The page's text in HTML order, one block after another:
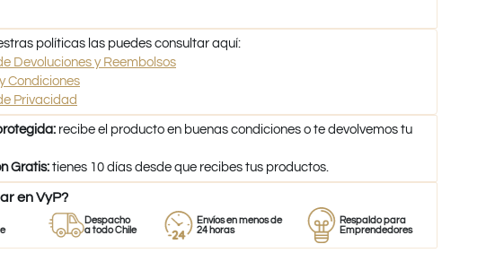
políticas las puedes consultar aquí:
Devoluciones y Reembolsos
Condiciones
Privacidad
recibe el producto en buenas condiciones o te devolvemos tu
Gratis:tienes 10 días desde que recibes tus productos.
en VyP?
Despacho
a todo Chile
Envíos en menos de
24 horas
Respaldo para
Emprendedores